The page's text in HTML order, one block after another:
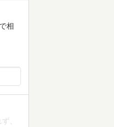
相
、